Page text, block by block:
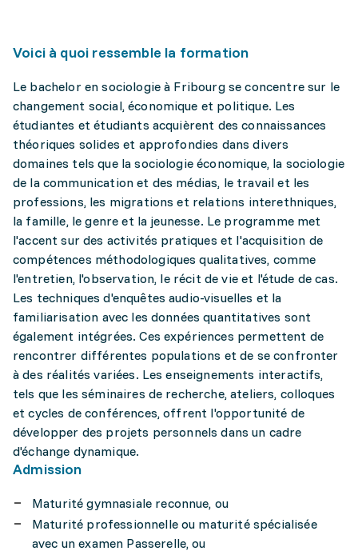
Voici à quoi ressemble la formation
Le bachelor en sociologie à Fribourg se concentre sur le
changement social, économique et politique. Les
étudiantes et étudiants acquièrent des connaissances
théoriques solides et approfondies dans divers
domaines tels que la sociologie économique, la sociologie
de la communication et des médias, le travail et les
professions, les migrations et relations interethniques,
la famille, le genre et la jeunesse. Le programme met
l'accent sur des activités pratiques et l'acquisition de
compétences méthodologiques qualitatives, comme
l'entretien, l'observation, le récit de vie et l'étude de cas.
Les techniques d'enquêtes audio-visuelles et la
familiarisation avec les données quantitatives sont
également intégrées. Ces expériences permettent de
rencontrer différentes populations et de se confronter
à des réalités variées. Les enseignements interactifs,
tels que les séminaires de recherche, ateliers, colloques
et cycles de conférences, offrent l'opportunité de
développer des projets personnels dans un cadre
d'échange dynamique.
Admission
Maturité gymnasiale reconnue, ou
Maturité professionnelle ou maturité spécialisée
avec un examen Passerelle, ou